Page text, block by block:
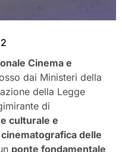
Cinema e
dai Ministeri della
della Legge
di
culturale e
cinematografica delle
ponte fondamentale